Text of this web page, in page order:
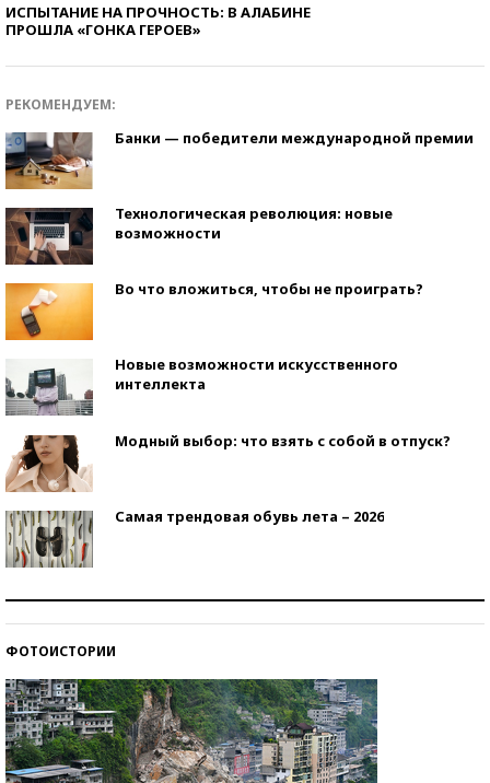
ИСПЫТАНИЕ НА ПРОЧНОСТЬ: В АЛАБИНЕ
ПРОШЛА «ГОНКА ГЕРОЕВ»
РЕКОМЕНДУЕМ:
Банки — победители международной премии
Технологическая революция: новые
возможности
Во что вложиться, чтобы не проиграть?
Новые возможности искусственного
интеллекта
Модный выбор: что взять с собой в отпуск?
Самая трендовая обувь лета – 2026
ФОТОИСТОРИИ